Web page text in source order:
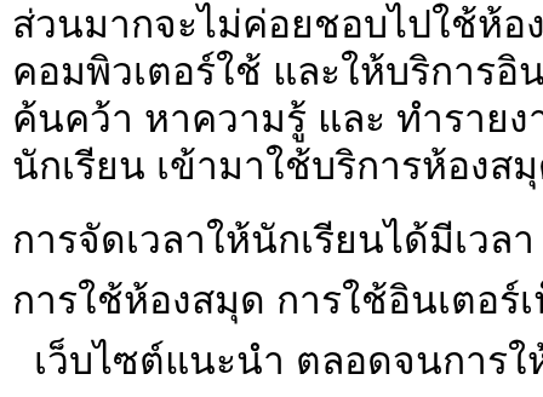
ส่วนมากจะไม่ค่อยชอบไปใช้ห้อ
คอมพิวเตอร์ใช้ และให้บริการอิ
ค้นคว้า หาความรู้ และ ทำราย
นักเรียน เข้ามาใช้บริการห้องส
การจัดเวลาให้นักเรียนได้มีเว
การใช้ห้องสมุด การใช้อินเตอ
เว็บไซต์แนะนำ ตลอดจนการ